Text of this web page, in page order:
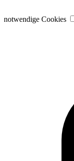
notwendige Cookies